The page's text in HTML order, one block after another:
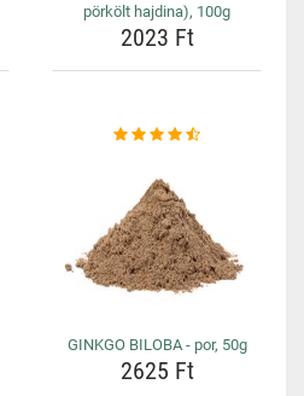
pörkölt hajdina), 100g
2023 Ft
GINKGO BILOBA - por, 50g
2625 Ft